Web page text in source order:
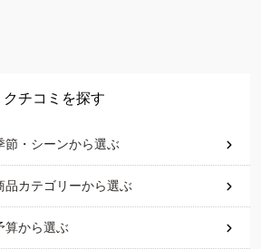
クチコミを探す
節・シーンから選ぶ
品カテゴリーから選ぶ
算から選ぶ